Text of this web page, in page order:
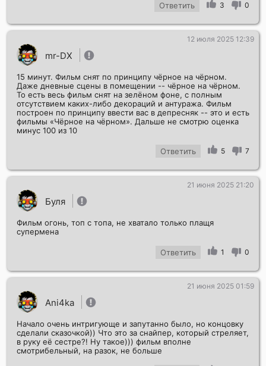
Ответить 3 0
mr-DX
12 июля 2025 12:39
15 минут. Фильм снят по принципу чёрное на чёрном.
Даже дневные сцены в помещении -- чёрное на чёрном.
То есть весь фильм снят на зелёном фоне, с полным
отсутствием каких-либо декораций и антуража. Фильм
построен по принципу ввести вас в депресняк -- это и есть
фильмы «Чёрное на чёрном». Дальше не смотрю оценка
минус 100 из 10
Ответить 5 7
Буля
21 июня 2025 21:20
Фильм огонь, топ с топа, не хватало только плащя
супермена
Ответить 1 0
Аni4ka
21 июня 2025 01:59
Начало очень интригующе и запутанно было, но концовку
сделали сказочкой)) Что это за снайпер, который стреляет,
в руку её сестре?! Ну такое))) фильм вполне
смотрибельный, на разок, не больше